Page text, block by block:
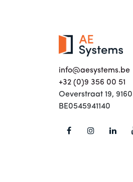
info@aesystems.be
+32 (0)9 356 00 51
Oeverstraat 19,
BE0545941140